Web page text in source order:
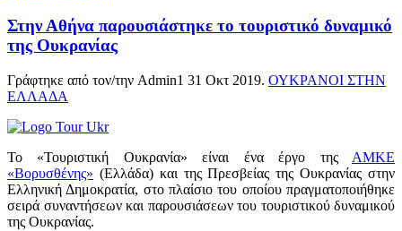
Στην Αθήνα παρουσιάστηκε το τουριστικό δυναμικό
της Ουκρανίας
Γράφτηκε από τον/την Admin1 31 Οκτ 2019. ΟΥΚΡΑΝΟΙ ΣΤΗΝ
ΕΛΛΑΔΑ
Το «Τουριστική Ουκρανία» είναι ένα έργο της ΑΜΚΕ
«Βορυσθένης» (Ελλάδα) και της Πρεσβείας της Ουκρανίας στην
Ελληνική Δημοκρατία, στο πλαίσιο του οποίου πραγματοποιήθηκε
σειρά συναντήσεων και παρουσιάσεων του τουριστικού δυναμικού
της Ουκρανίας.